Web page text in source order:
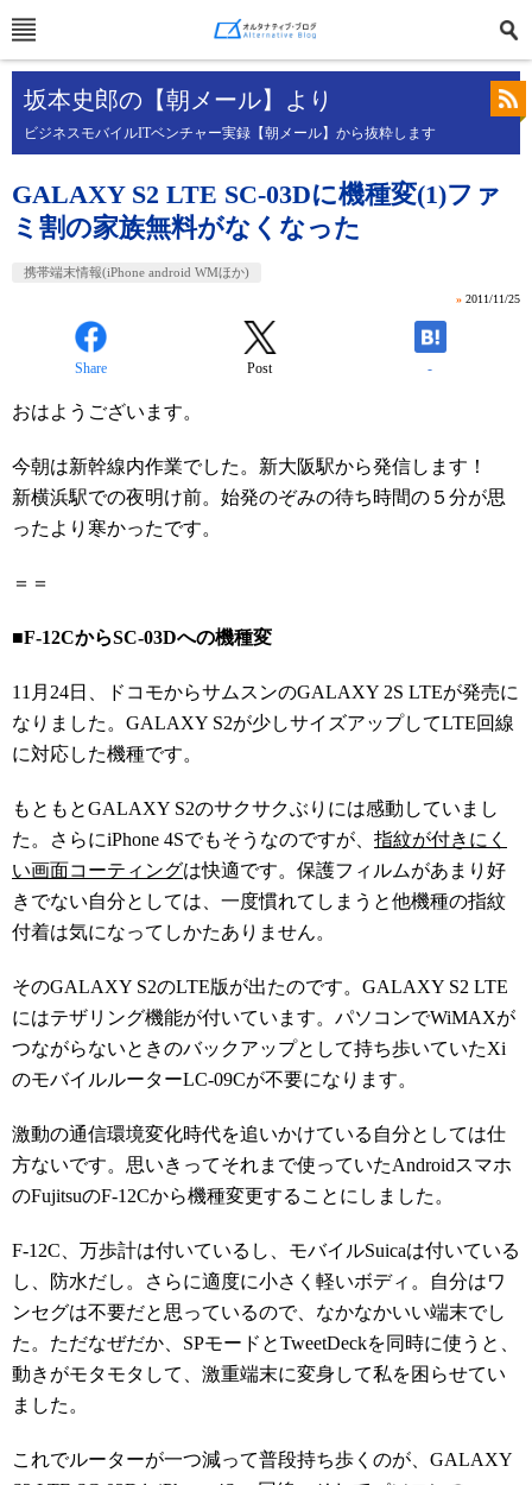
坂本史郎の【朝メール】より
ビジネスモバイルITベンチャー実録【朝メール】から抜粋します
GALAXY S2 LTE SC-03Dに機種変(1)ファ
ミ割の家族無料がなくなった
携帯端末情報(iPhone android WMほか)
» 2011/11/25
Share Post -
おはようございます。
今朝は新幹線内作業でした。新大阪駅から発信します！
新横浜駅での夜明け前。始発のぞみの待ち時間の５分が思
ったより寒かったです。
＝＝
■F-12CからSC-03Dへの機種変
11月24日、ドコモからサムスンのGALAXY 2S LTEが発売に
なりました。GALAXY S2が少しサイズアップしてLTE回線
に対応した機種です。
もともとGALAXY S2のサクサクぶりには感動していまし
た。さらにiPhone 4Sでもそうなのですが、 指紋が付きにく
い画面コーティングは快適です。保護フィルムがあまり好
きでない自分としては、一度慣れてしまうと他機種の指紋
付着は気になってしかたありません。
そのGALAXY S2のLTE版が出たのです。GALAXY S2 LTE
にはテザリング機能が付いています。パソコンでWiMAXが
つながらないときのバックアップとして持ち歩いていたXi
のモバイルルーターLC-09Cが不要になります。
激動の通信環境変化時代を追いかけている自分としては仕
方ないです。思いきってそれまで使っていたAndroidスマホ
のFujitsuのF-12Cから機種変更することにしました。
F-12C、万歩計は付いているし、モバイルSuicaは付いている
し、防水だし。さらに適度に小さく軽いボディ。自分はワ
ンセグは不要だと思っているので、なかなかいい端末でし
た。ただなぜだか、SPモードとTweetDeckを同時に使うと、
動きがモタモタして、激重端末に変身して私を困らせてい
ました。
これでルーターが一つ減って普段持ち歩くのが、GALAXY